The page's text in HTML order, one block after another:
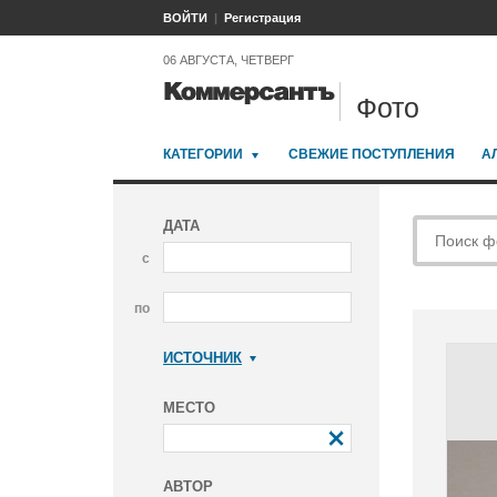
ВОЙТИ Регистрация
06 АВГУСТА, ЧЕТВЕРГ
Фото
КАТЕГОРИИ СВЕЖИЕ ПОСТУПЛЕНИЯ
ДАТА
с
по
ИСТОЧНИК
МЕСТО
АВТОР